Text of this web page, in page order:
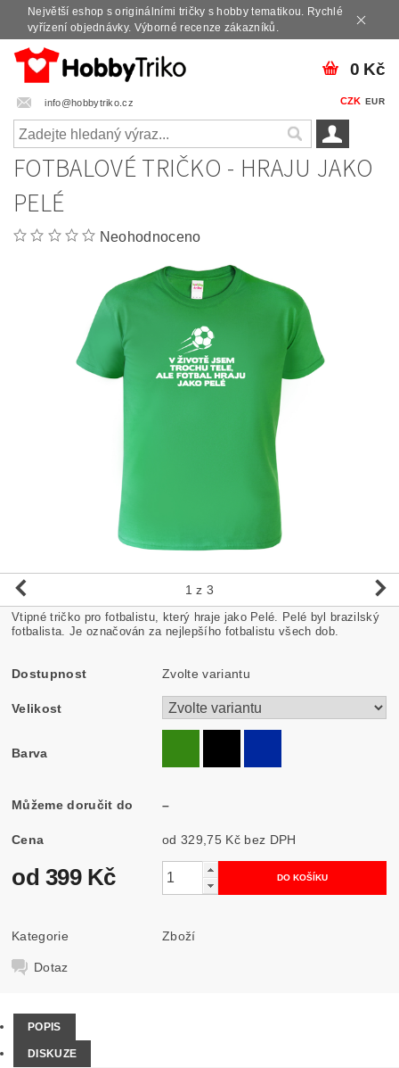
Největší eshop s originálními tričky s hobby tematikou. Rychlé
vyřízení objednávky. Výborné recenze zákazníků.
info@hobbytriko.cz CZK EUR
0 Kč
FOTBALOVÉ TRIČKO - HRAJU JAKO
PELÉ
Neohodnoceno
1 z 3
Vtipné tričko pro fotbalistu, který hraje jako Pelé. Pelé byl brazilský
fotbalista. Je označován za nejlepšího fotbalistu všech dob.
Dostupnost Zvolte variantu
Velikost
Barva
Můžeme doručit do –
Cena od 329,75 Kč bez DPH
od 399 Kč
Kategorie Zboží
Dotaz
POPIS
DISKUZE